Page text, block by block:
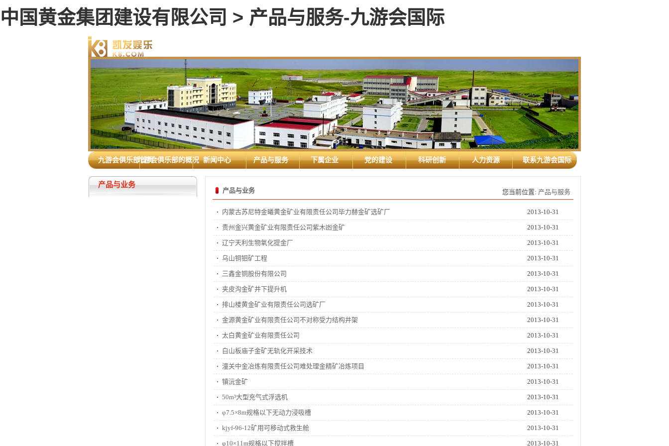
中国黄金集团建设有限公司 > 产品与服务-九游会国际
九游会俱乐部首页九游会俱乐部的概况 新闻中心 产品与服务 下属企业 党的建设 科研创新 人力资源 联系九游会国际
产品与业务
您当前位置: 产品与服务
产品与业务
内蒙古苏尼特金曦黄金矿业有限责任公司毕力赫金矿选矿厂 2013-10-31
贵州金兴黄金矿业有限责任公司紫木凼金矿 2013-10-31
辽宁天利生物氧化提金厂 2013-10-31
乌山铜钼矿工程 2013-10-31
三鑫金铜股份有限公司 2013-10-31
夹皮沟金矿井下提升机 2013-10-31
排山楼黄金矿业有限责任公司选矿厂 2013-10-31
金源黄金矿业有限责任公司不对称受力结构井架 2013-10-31
太白黄金矿业有限责任公司 2013-10-31
白山板庙子金矿无轨化开采技术 2013-10-31
潼关中金冶炼有限责任公司难处理金精矿冶炼项目 2013-10-31
镇沅金矿 2013-10-31
50m³大型充气式浮选机 2013-10-31
φ7.5×8m规格以下无动力浸吸槽 2013-10-31
kjyf-96-12矿用可移动式救生舱 2013-10-31
φ10×11m规格以下搅拌槽 2013-10-31